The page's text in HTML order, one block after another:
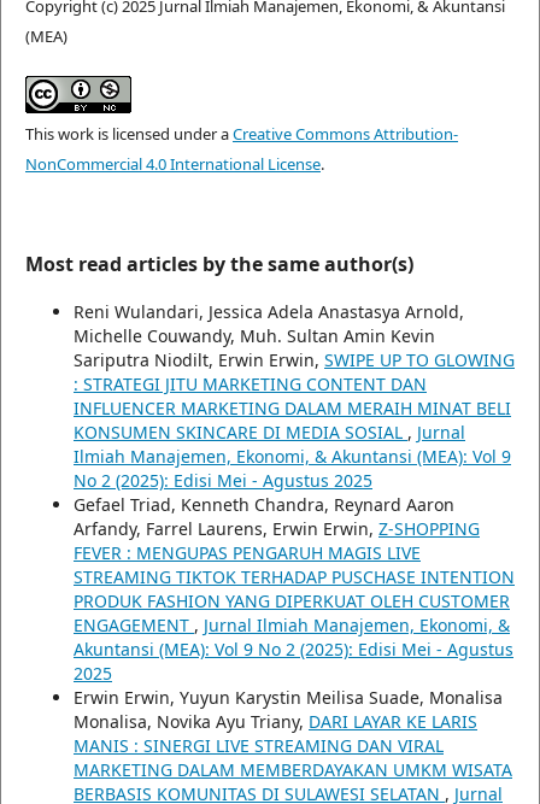
Copyright (c) 2025 Jurnal Ilmiah Manajemen, Ekonomi, & Akuntansi
(MEA)
This work is licensed under aCreative Commons Attribution-
NonCommercial 4.0 International License.
Most read articles by the same author(s)
Reni Wulandari, Jessica Adela Anastasya Arnold,
Michelle Couwandy, Muh. Sultan Amin Kevin
Sariputra Niodilt, Erwin Erwin, SWIPE UP TO GLOWING
: STRATEGI JITU MARKETING CONTENT DAN
INFLUENCER MARKETING DALAM MERAIH MINAT BELI
KONSUMEN SKINCARE DI MEDIA SOSIAL , Jurnal
Ilmiah Manajemen, Ekonomi, & Akuntansi (MEA): Vol 9
No 2 (2025): Edisi Mei - Agustus 2025
Gefael Triad, Kenneth Chandra, Reynard Aaron
Arfandy, Farrel Laurens, Erwin Erwin, Z-SHOPPING
FEVER : MENGUPAS PENGARUH MAGIS LIVE
STREAMING TIKTOK TERHADAP PUSCHASE INTENTION
PRODUK FASHION YANG DIPERKUAT OLEH CUSTOMER
ENGAGEMENT , Jurnal Ilmiah Manajemen, Ekonomi, &
Akuntansi (MEA): Vol 9 No 2 (2025): Edisi Mei - Agustus
2025
Erwin Erwin, Yuyun Karystin Meilisa Suade, Monalisa
Monalisa, Novika Ayu Triany, DARI LAYAR KE LARIS
MANIS : SINERGI LIVE STREAMING DAN VIRAL
MARKETING DALAM MEMBERDAYAKAN UMKM WISATA
BERBASIS KOMUNITAS DI SULAWESI SELATAN , Jurnal